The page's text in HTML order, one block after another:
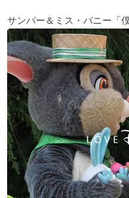
サンパー＆ミス・バニー「